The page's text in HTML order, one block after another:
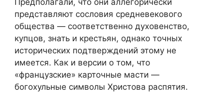
представляют сословия средневекового
общества — соответственно духовенство,
купцов, знать и крестьян, однако точных
исторических подтверждений этому не
имеется. Как и версии о том, что
«французские» карточные масти —
богохульные символы Христова распятия.